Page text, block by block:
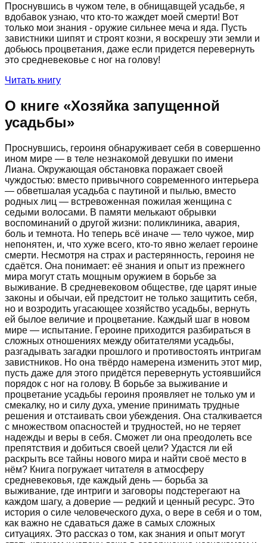
Проснувшись в чужом теле, в обнищавщей усадьбе, я
вдобавок узнаю, что кто-то жаждет моей смерти! Вот
только мои знания - оружие сильнее меча и яда. Пусть
завистники шипят и строят козни, я воскрешу эти земли и
добьюсь процветания, даже если придется перевернуть
это средневековье с ног на голову!
Читать книгу
О книге «Хозяйка запущенной
усадьбы»
Проснувшись, героиня обнаруживает себя в совершенно
ином мире — в теле незнакомой девушки по имени
Лиана. Окружающая обстановка поражает своей
чуждостью: вместо привычного современного интерьера
— обветшалая усадьба с паутиной и пылью, вместо
родных лиц — встревоженная пожилая женщина с
седыми волосами. В памяти мелькают обрывки
воспоминаний о другой жизни: поликлиника, авария,
боль и темнота. Но теперь всё иначе — тело чужое, мир
непонятен, и, что хуже всего, кто-то явно желает героине
смерти. Несмотря на страх и растерянность, героиня не
сдаётся. Она понимает: её знания и опыт из прежнего
мира могут стать мощным оружием в борьбе за
выживание. В средневековом обществе, где царят иные
законы и обычаи, ей предстоит не только защитить себя,
но и возродить угасающее хозяйство усадьбы, вернуть
ей былое величие и процветание. Каждый шаг в новом
мире — испытание. Героине приходится разбираться в
сложных отношениях между обитателями усадьбы,
разгадывать загадки прошлого и противостоять интригам
завистников. Но она твёрдо намерена изменить этот мир,
пусть даже для этого придётся перевернуть устоявшийся
порядок с ног на голову. В борьбе за выживание и
процветание усадьбы героиня проявляет не только ум и
смекалку, но и силу духа, умение принимать трудные
решения и отстаивать свои убеждения. Она сталкивается
с множеством опасностей и трудностей, но не теряет
надежды и веры в себя. Сможет ли она преодолеть все
препятствия и добиться своей цели? Удастся ли ей
раскрыть все тайны нового мира и найти своё место в
нём? Книга погружает читателя в атмосферу
средневековья, где каждый день — борьба за
выживание, где интриги и заговоры подстерегают на
каждом шагу, а доверие — редкий и ценный ресурс. Это
история о силе человеческого духа, о вере в себя и о том,
как важно не сдаваться даже в самых сложных
ситуациях. Это рассказ о том, как знания и опыт могут